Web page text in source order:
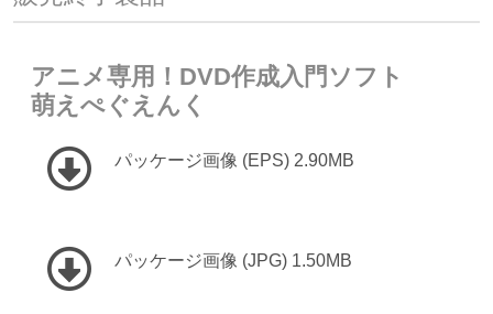
アニメ専用！DVD作成入門ソフト
萌えぺぐえんく
パッケージ画像 (EPS) 2.90MB
パッケージ画像 (JPG) 1.50MB